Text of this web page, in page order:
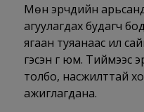
Мөн эрчүүдийн
агуулагдах будагч
ягаан туяанаас илүү
гэсэн үг юм. Тиймээс
толбо, насжилттай
ажиглагдана.